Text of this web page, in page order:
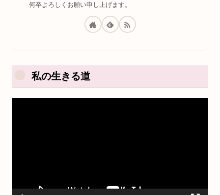
何卒よろしくお願い申し上げます。
私の生きる道